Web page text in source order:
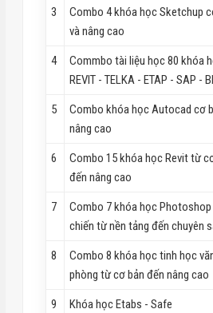
3
Combo 4 khóa học Sketchup
và nâng cao
4
Commbo tài liệu học 80 khóa
REVIT - TELKA - ETAP - SAP -
5
Combo khóa học Autocad cơ
nâng cao
6
Combo 15 khóa học Revit từ
đến nâng cao
7
Combo 7 khóa học
chiến từ nền tảng đến chuyên
8
Combo 8 khóa học tinh học
phòng từ cơ bản đến nâng cao
9 Khóa học Etabs - Safe